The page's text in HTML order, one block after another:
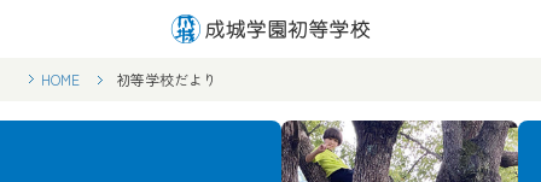
HOME 初等学校だより